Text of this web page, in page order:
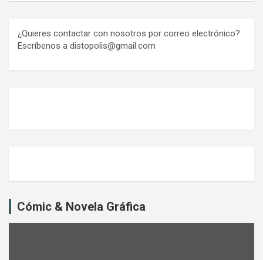
¿Quieres contactar con nosotros por correo electrónico?
Escríbenos a distopolis@gmail.com
Cómic & Novela Gráfica